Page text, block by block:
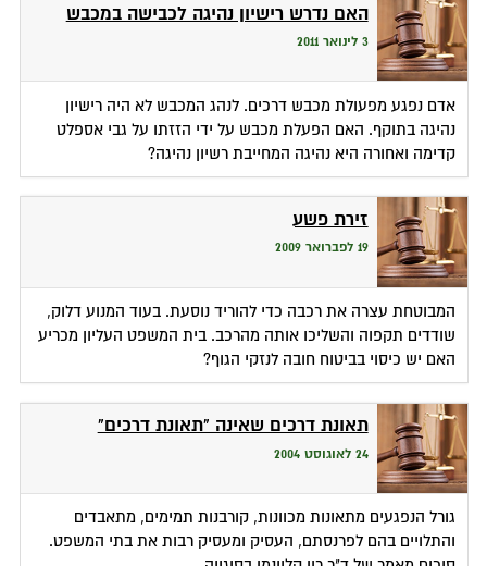
האם נדרש רישיון נהיגה לכבישה במכבש
3 לינואר 2011
אדם נפגע מפעולת מכבש דרכים. לנהג המכבש לא היה רישיון
נהיגה בתוקף. האם הפעלת מכבש על ידי הזזתו על גבי אספלט
קדימה ואחורה היא נהיגה המחייבת רשיון נהיגה?
זירת פשע
19 לפברואר 2009
המבוטחת עצרה את רכבה כדי להוריד נוסעת. בעוד המנוע דלוק,
שודדים תקפוה והשליכו אותה מהרכב. בית המשפט העליון מכריע
האם יש כיסוי בביטוח חובה לנזקי הגוף?
תאונת דרכים שאינה "תאונת דרכים"
24 לאוגוסט 2004
גורל הנפגעים מתאונות מכוונות, קורבנות תמימים, מתאבדים
והתלויים בהם לפרנסתם, העסיק ומעסיק רבות את בתי המשפט.